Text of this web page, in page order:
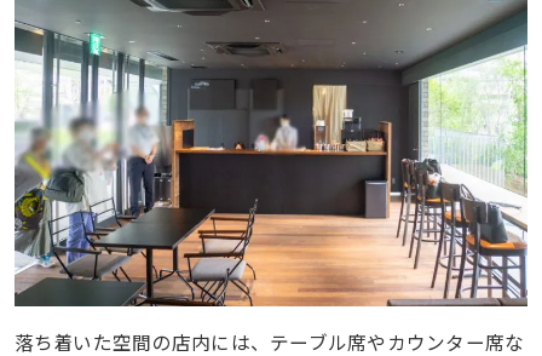
落ち着いた空間の店内には、テーブル席やカウンター席な